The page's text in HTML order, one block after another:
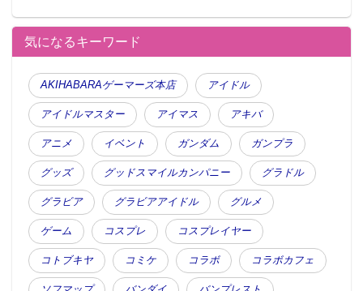
気になるキーワード
AKIHABARAゲーマーズ本店 アイドル
アイドルマスター アイマス アキバ
アニメ イベント ガンダム ガンプラ
グッズ グッドスマイルカンパニー グラドル
グラビア グラビアアイドル グルメ
ゲーム コスプレ コスプレイヤー
コトブキヤ コミケ コラボ コラボカフェ